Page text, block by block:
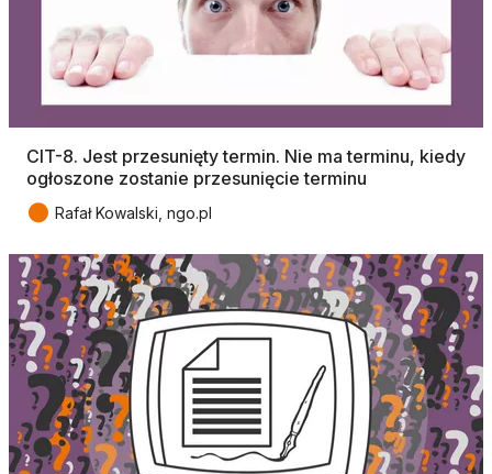
CIT-8. Jest przesunięty termin. Nie ma terminu, kiedy
ogłoszone zostanie przesunięcie terminu
● Rafał Kowalski, ngo.pl